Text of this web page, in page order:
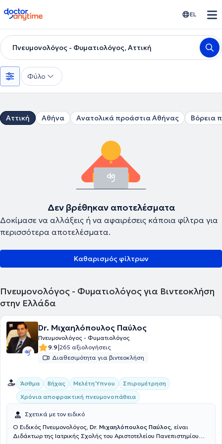
doctoranytime EL
Πνευμονολόγος - Φυματιολόγος, Αττική
Φύλο
Αττική Αθήνα Ανατολικά προάστια Αθήνας Βόρεια
Δεν βρέθηκαν αποτελέσματα
Δοκίμασε να αλλάξεις ή να αφαιρέσεις κάποια φίλτρα για
περισσότερα αποτελέσματα.
Καθαρισμός φίλτρων
Πνευμονολόγος - Φυματιολόγος για Βιντεοκλήση
στην Ελλάδα
Dr. Μιχαηλόπουλος Παύλος
Πνευμονολόγος - Φυματιολόγος
9.9|265 αξιολογήσεις
Διαθεσιμότητα για βιντεοκλήση
Άσθμα Βήχας Μελέτη Ύπνου
Σπιρομέτρηση
Χρόνια αποφρακτική πνευμονοπάθεια
Σχετικά με τον ειδικό
Ο Ειδικός Πνευμονολόγος, Dr. Μιχαηλόπουλος Παύλος, είναι
Διδάκτωρ της Ιατρικής Σχολής του Αριστοτελείου Πανεπιστημίου